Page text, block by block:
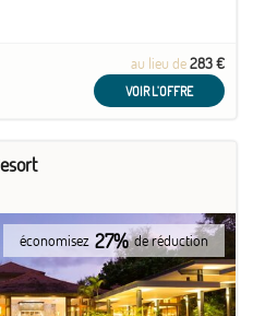
au lieu de283 €
VOIR L'OFFRE
économisez 27% de réduction